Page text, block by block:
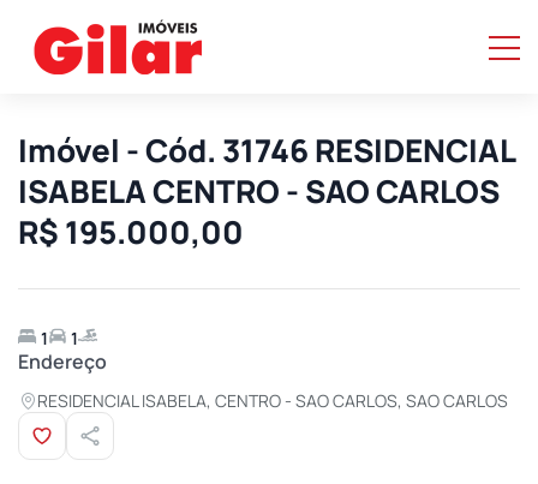
Imóvel - Cód. 31746 RESIDENCIAL
ISABELA CENTRO - SAO CARLOS
R$ 195.000,00
1 1
Endereço
RESIDENCIAL ISABELA, CENTRO - SAO CARLOS, SAO CARLOS